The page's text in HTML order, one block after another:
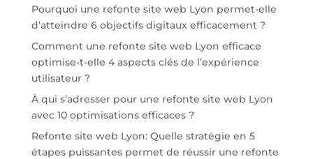
Pourquoi une refonte site web Lyon permet-elle
d’atteindre 6 objectifs digitaux efficacement ?
Comment une refonte site web Lyon efficace
optimise-t-elle 4 aspects clés de l’expérience
utilisateur ?
À qui s’adresser pour une refonte site web Lyon
avec 10 optimisations efficaces ?
Refonte site web Lyon: Quelle stratégie en 5
étapes puissantes permet de réussir une refonte